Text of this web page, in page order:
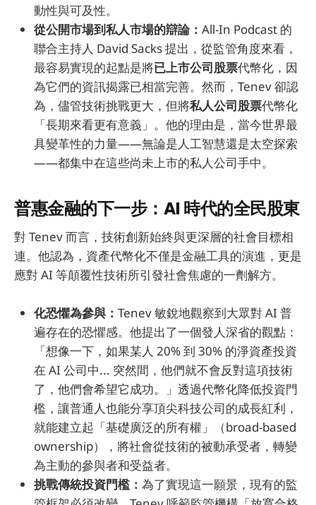
動性與可及性。
從公開市場到私人市場的辯論： All-In Podcast 的
聯合主持人 David Sacks 提出，從監管角度來看，
最容易實現的起點是將已上市公司股票代幣化，因
為它們的資訊揭露已相當完善。然而，Tenev 卻認
為，儘管技術挑戰更大，但將私人公司股票代幣化
「長期來看更有意義」。他的理由是，當今世界最
具變革性的力量——無論是人工智慧還是太空探索
——都集中在這些尚未上市的私人公司手中。
普惠金融的下一步：AI 時代的全民股東
對 Tenev 而言，技術創新始終與更深層的社會目標相
連。他認為，資產代幣化不僅是金融工具的演進，更是
應對 AI 等顛覆性技術所引發社會焦慮的一劑解方。
化恐懼為參與： Tenev 敏銳地觀察到大眾對 AI 普
遍存在的恐懼感。他提出了一個發人深省的觀點：
「想像一下，如果某人 20% 到 30% 的淨資產投資
在 AI 公司中... 突然間，他們就不會反對這項技術
了，他們會希望它成功。」透過代幣化降低投資門
檻，讓普通人也能分享頂尖科技公司的成長紅利，
就能建立起「基礎廣泛的所有權」（broad-based
ownership），將社會從技術的被動承受者，轉變
為主動的參與者和受益者。
挑戰傳統投資門檻： 為了實現這一願景，現有的監